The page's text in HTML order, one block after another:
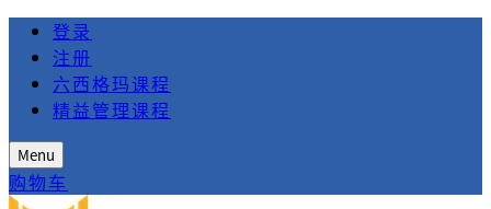
登录
注册
六西格玛课程
精益管理课程
Menu
购物车